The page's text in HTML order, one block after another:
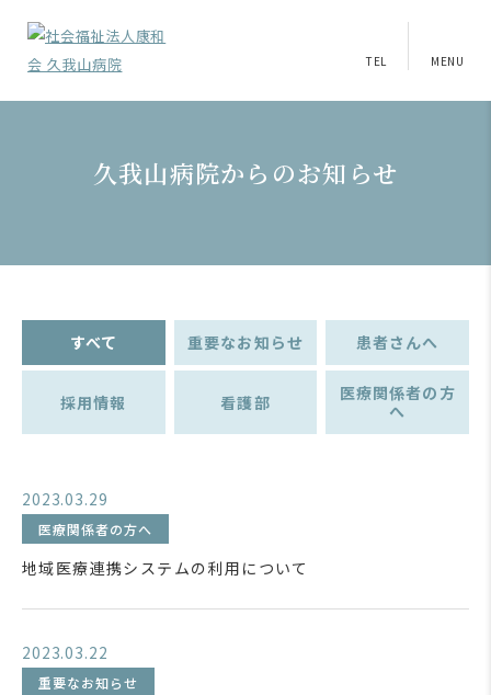
TEL MENU
久我山病院からのお知らせ
すべて 重要なお知らせ 患者さんへ
採用情報 看護部
医療関係者の方
へ
2023.03.29
医療関係者の方へ
地域医療連携システムの利用について
2023.03.22
重要なお知らせ